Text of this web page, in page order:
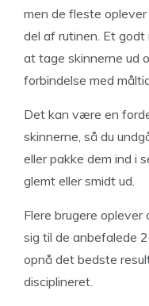
men de fleste
del af rutinen. Et
at tage skinnerne ud
forbindelse med
Det kan være en
skinnerne, så du
eller pakke dem ind i
glemt eller smidt ud.
Flere brugere
sig til de anbefalede
opnå det bedste
disciplineret.